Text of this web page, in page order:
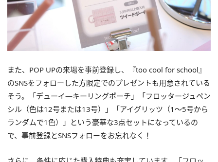
また、POP UPの来場を事前登録し、『too cool for school』
のSNSをフォローした方限定でのプレゼントも用意されている
そう。「デューイ―キーリングポーチ」「フロッタージュペン
シル（色は12号または13号）」「アイグリッツ（1～5号から
ランダムで1色）」という豪華な3点セットになっているの
で、事前登録とSNSフォローをお忘れなく！